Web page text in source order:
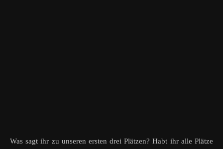
Was sagt ihr zu unseren ersten drei Plätzen? Habt ihr alle Plätze